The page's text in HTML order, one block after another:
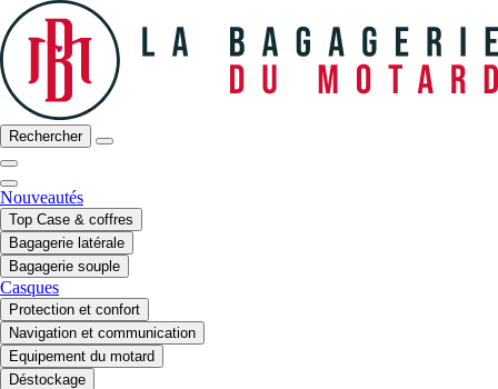
Rechercher
Nouveautés
Top Case & coffres
Bagagerie latérale
Bagagerie souple
Casques
Protection et confort
Navigation et communication
Equipement du motard
Déstockage